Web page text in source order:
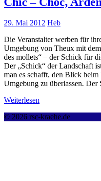
29. Mai 2012 Heb
Die Veranstalter werben für
Umgebung von Theux mit
des mollets“ – der Schick für
Der „Schick“ der Landschaft
man es schafft, den Blick
Umgebung zu überlassen.
Weiterlesen
© 2026 rsc-kraehe.de